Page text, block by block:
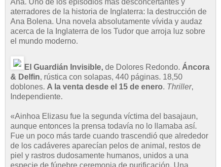
Ana. Uno de los episodios más desconcertantes y
aterradores de la historia de Inglaterra: la destrucción de
Ana Bolena. Una novela absolutamente vívida y audaz
acerca de la Inglaterra de los Tudor que arroja luz sobre
el mundo moderno.
El Guardián Invisible, de Dolores Redondo. Áncora
& Delfin, rústica con solapas, 440 páginas. 18,50
doblones. A la venta desde el 15 de enero. Thriller,
Independiente.
«Ainhoa Elizasu fue la segunda víctima del basajaun,
aunque entonces la prensa todavía no lo llamaba así.
Fue un poco más tarde cuando trascendió que alrededor
de los cadáveres aparecían pelos de animal, restos de
piel y rastros dudosamente humanos, unidos a una
especie de fúnebre ceremonia de purificación. Una